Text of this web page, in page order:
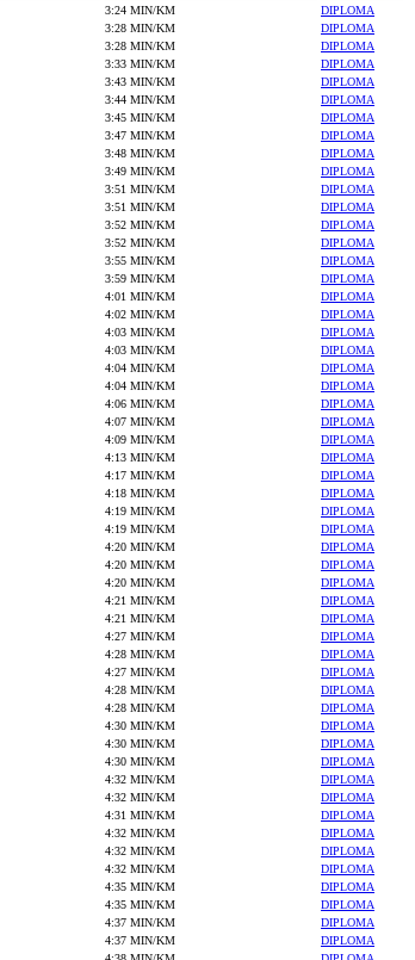
3:24 MIN/KM
DIPLOMA
3:28 MIN/KM
DIPLOMA
3:28 MIN/KM
DIPLOMA
3:33 MIN/KM
DIPLOMA
3:43 MIN/KM
DIPLOMA
3:44 MIN/KM
DIPLOMA
3:45 MIN/KM
DIPLOMA
3:47 MIN/KM
DIPLOMA
3:48 MIN/KM
DIPLOMA
3:49 MIN/KM
DIPLOMA
3:51 MIN/KM
DIPLOMA
3:51 MIN/KM
DIPLOMA
3:52 MIN/KM
DIPLOMA
3:52 MIN/KM
DIPLOMA
3:55 MIN/KM
DIPLOMA
3:59 MIN/KM
DIPLOMA
4:01 MIN/KM
DIPLOMA
4:02 MIN/KM
DIPLOMA
4:03 MIN/KM
DIPLOMA
4:03 MIN/KM
DIPLOMA
4:04 MIN/KM
DIPLOMA
4:04 MIN/KM
DIPLOMA
4:06 MIN/KM
DIPLOMA
4:07 MIN/KM
DIPLOMA
4:09 MIN/KM
DIPLOMA
4:13 MIN/KM
DIPLOMA
4:17 MIN/KM
DIPLOMA
4:18 MIN/KM
DIPLOMA
4:19 MIN/KM
DIPLOMA
4:19 MIN/KM
DIPLOMA
4:20 MIN/KM
DIPLOMA
4:20 MIN/KM
DIPLOMA
4:20 MIN/KM
DIPLOMA
4:21 MIN/KM
DIPLOMA
4:21 MIN/KM
DIPLOMA
4:27 MIN/KM
DIPLOMA
4:28 MIN/KM
DIPLOMA
4:27 MIN/KM
DIPLOMA
4:28 MIN/KM
DIPLOMA
4:28 MIN/KM
DIPLOMA
4:30 MIN/KM
DIPLOMA
4:30 MIN/KM
DIPLOMA
4:30 MIN/KM
DIPLOMA
4:32 MIN/KM
DIPLOMA
4:32 MIN/KM
DIPLOMA
4:31 MIN/KM
DIPLOMA
4:32 MIN/KM
DIPLOMA
4:32 MIN/KM
DIPLOMA
4:32 MIN/KM
DIPLOMA
4:35 MIN/KM
DIPLOMA
4:35 MIN/KM
DIPLOMA
4:37 MIN/KM
DIPLOMA
4:37 MIN/KM
DIPLOMA